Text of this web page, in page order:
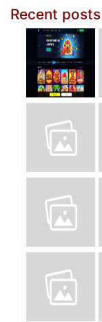
Recent posts